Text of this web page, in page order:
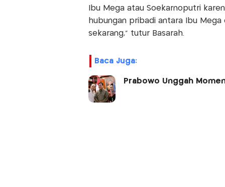
Ibu Mega atau Soekarnoputri
hubungan pribadi antara Ibu
sekarang," tutur Basarah.
Baca Juga:
Prabowo Unggah